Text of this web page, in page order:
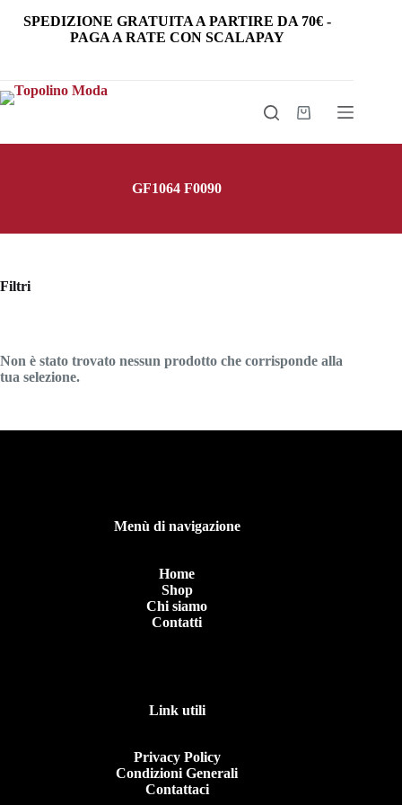
SPEDIZIONE GRATUITA A PARTIRE DA 70€ -
PAGA A RATE CON SCALAPAY
Carrello
GF1064 F0090
Non è stato trovato nessun prodotto che corrisponde alla
tua selezione.
Filtri
Menù di navigazione
Home
Shop
Chi siamo
Contatti
Link utili
Privacy Policy
Condizioni Generali
Contattaci